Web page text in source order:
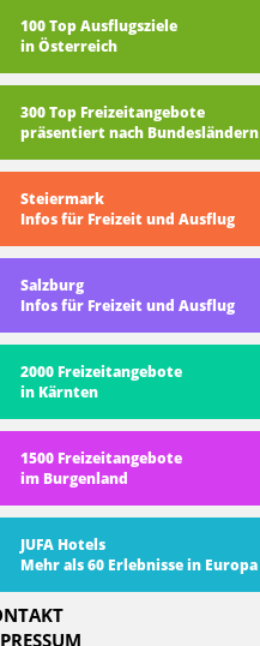
100 Top Ausflugsziele
in Österreich
300 Top Freizeitangebote
präsentiert nach Bundesländern
Steiermark
Infos für Freizeit und Ausflug
Salzburg
Infos für Freizeit und Ausflug
2000 Freizeitangebote
in Kärnten
1500 Freizeitangebote
im Burgenland
JUFA Hotels
Mehr als 60 Erlebnisse in Europa